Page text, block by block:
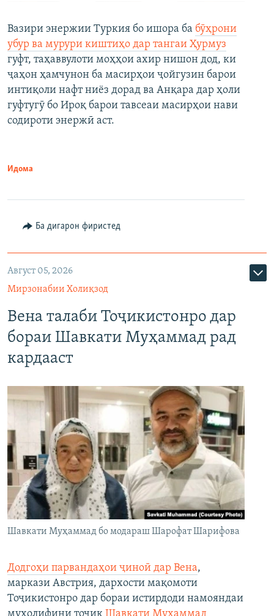
Вазири энержии Туркия бо ишора ба бӯҳрони
убур ва мурури киштиҳо дар тангаи Ҳурмуз
гуфт, таҳаввулоти моҳҳои ахир нишон дод, ки
ҷаҳон ҳамчунон ба масирҳои ҷойгузин барои
интиқоли нафт ниёз дорад ва Анқара дар ҳоли
гуфтугӯ бо Ироқ барои тавсеаи масирҳои нави
содироти энержӣ аст.
Идома
Ба дигарон фиристед
Август 05, 2026
Мирзонабии Холиқзод
Вена талаби Тоҷикистонро дар
бораи Шавкати Муҳаммад рад
кардааст
Шавкати Муҳаммад бо модараш Шарофат Шарифова
Додгоҳи парвандаҳои ҷиноӣ дар Вена,
маркази Австрия, дархости мақомоти
Тоҷикистонро дар бораи истирдоди намояндаи